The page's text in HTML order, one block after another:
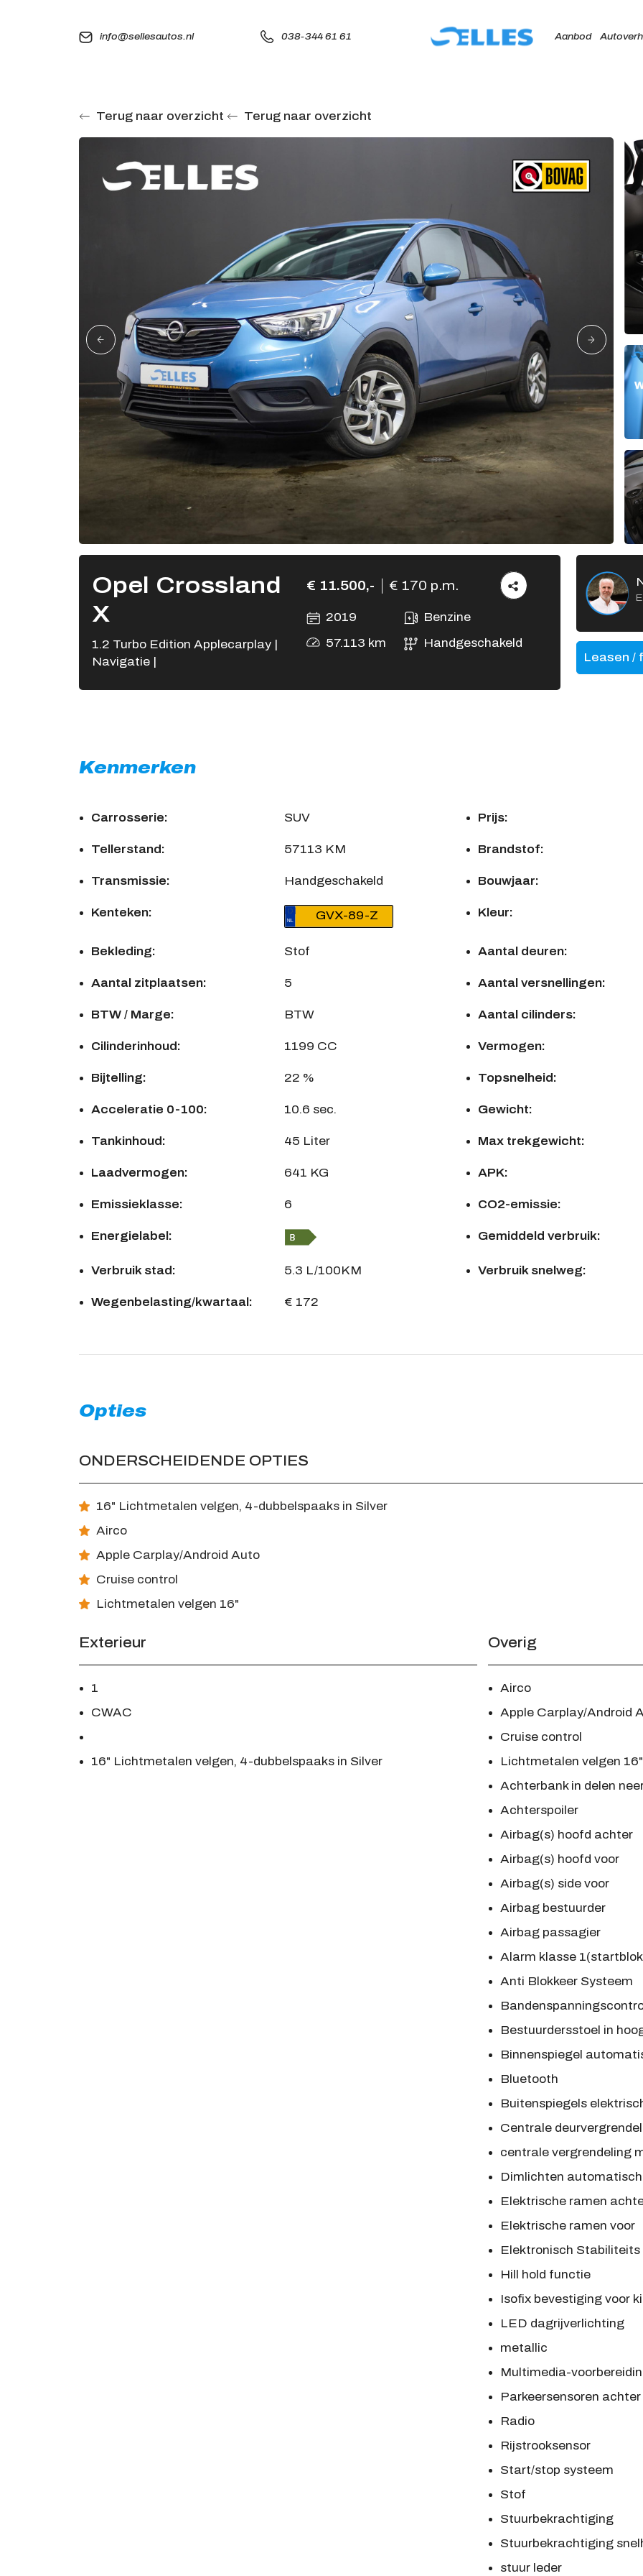
info@sellesautos.nl 038-344 61 61 Aanbod
Aanbod
Autoverhuur
Diensten
Werkplaats
Over ons
Verkocht
Vacatures
Contact
Terug naar overzicht Terug naar overzicht
Opel Crossland
X
1.2 Turbo Edition Applecarplay |
Navigatie |
€ 11.500,- € 170 p.m.
2019 Benzine
57.113 km Handgeschakeld
Leasen /
Kenmerken
Carrosserie: SUV Prijs:
Tellerstand: 57113 KM Brandstof:
Transmissie: Handgeschakeld Bouwjaar:
Kenteken: GVX-89-Z Kleur:
Bekleding: Stof Aantal deuren:
Aantal zitplaatsen: 5 Aantal versnellingen:
BTW / Marge: BTW Aantal cilinders:
Cilinderinhoud: 1199 CC Vermogen:
Bijtelling: 22 % Topsnelheid:
Acceleratie 0-100: 10.6 sec. Gewicht:
Tankinhoud: 45 Liter Max trekgewicht:
Laadvermogen: 641 KG APK:
Emissieklasse: 6 CO2-emissie:
Energielabel: Gemiddeld verbruik:
Verbruik stad: 5.3 L/100KM Verbruik snelweg:
Wegenbelasting/kwartaal: € 172
Opties
ONDERSCHEIDENDE OPTIES
16" Lichtmetalen velgen, 4-dubbelspaaks in Silver
Airco
Apple Carplay/Android Auto
Cruise control
Lichtmetalen velgen 16"
Exterieur
1
CWAC
16" Lichtmetalen velgen, 4-dubbelspaaks in Silver
Overig
Airco
Apple Carplay/Android
Cruise control
Lichtmetalen velgen 16"
Achterbank in delen
Achterspoiler
Airbag(s) hoofd achter
Airbag(s) hoofd voor
Airbag(s) side voor
Airbag bestuurder
Airbag passagier
Alarm klasse
Anti Blokkeer Systeem
Bestuurdersstoel in
Binnenspiegel
Bluetooth
Buitenspiegels
Centrale
centrale vergrendeling
Dimlichten automatisch
Elektrische ramen
Elektrische ramen voor
Elektronisch
Hill hold functie
Isofix bevestiging voor
LED dagrijverlichting
metallic
Multimedia-
Parkeersensoren achter
Radio
Rijstrooksensor
Start/stop systeem
Stof
Stuurbekrachtiging
Stuurbekrachtiging
stuur leder